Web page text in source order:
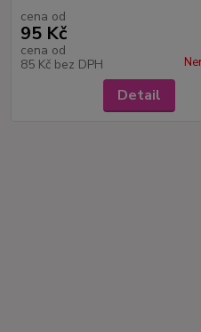
cena od
95 Kč
cena od
85 Kč bez DPH
Detail